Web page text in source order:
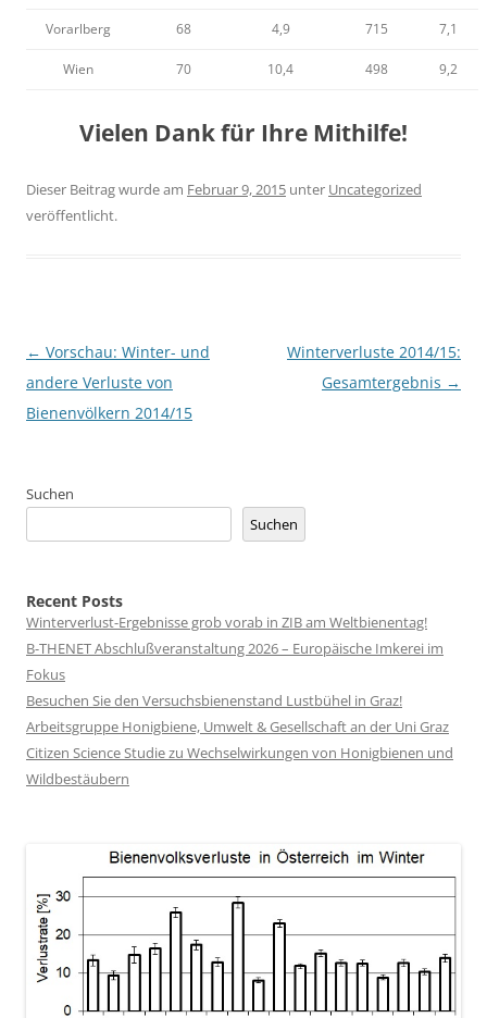
Vorarlberg 68 4,9 715 7,1
Wien 70 10,4 498 9,2
Vielen Dank für Ihre Mithilfe!
Dieser Beitrag wurde am Februar 9, 2015 unter Uncategorized
veröffentlicht.
Beitragsnavigation
← Vorschau: Winter- und
andere Verluste von
Bienenvölkern 2014/15
Winterverluste 2014/15:
Gesamtergebnis →
Suchen
Suchen
Recent Posts
Winterverlust-Ergebnisse grob vorab in ZIB am Weltbienentag!
B-THENET Abschlußveranstaltung 2026 – Europäische Imkerei im
Fokus
Besuchen Sie den Versuchsbienenstand Lustbühel in Graz!
Arbeitsgruppe Honigbiene, Umwelt & Gesellschaft an der Uni Graz
Citizen Science Studie zu Wechselwirkungen von Honigbienen und
Wildbestäubern